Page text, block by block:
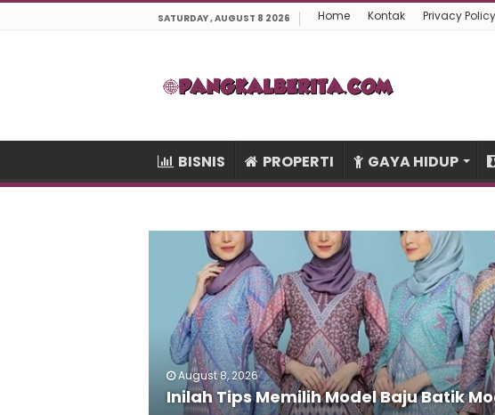
SATURDAY , AUGUST 8 2026 Home Kontak Privacy Policy
BISNIS PROPERTI GAYA HIDUP
August 8, 2026
Inilah Tips Memilih Model Baju Batik